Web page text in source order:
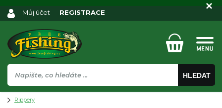
HLEDAT
Můj účet REGISTRACE
Rippery